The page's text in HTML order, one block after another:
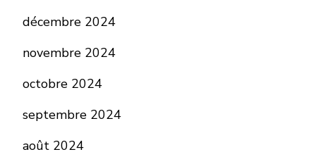
décembre 2024
novembre 2024
octobre 2024
septembre 2024
août 2024